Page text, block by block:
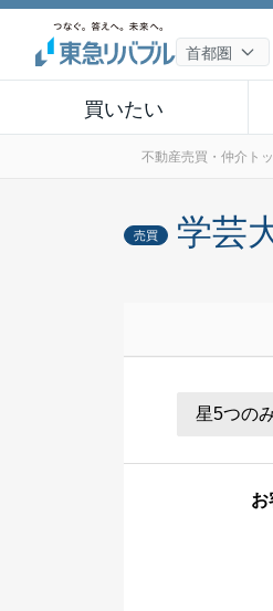
買いたい
不動産売買・仲介ト
売買 学芸
お